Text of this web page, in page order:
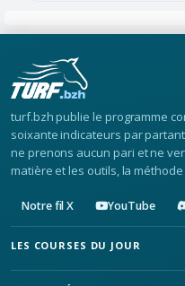
turf.bzh publie le programme
soixante indicateurs par
ne prenons aucun pari et ne
matière et les outils, la
Notre fil X YouTube
LES COURSES DU JOUR